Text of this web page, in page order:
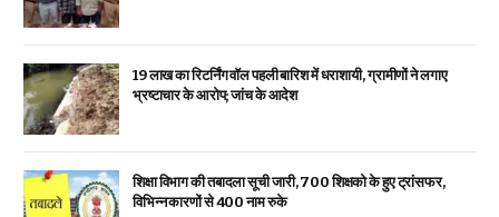
19 लाख का रिटर्निंग वॉल पहली बारिश में धराशायी, ग्रामीणों ने लगाए
भ्रष्टाचार के आरोप; जांच के आदेश
शिक्षा विभाग की तबादला सूची जारी, 700 शिक्षको के हुए ट्रांसफर,
विभिन्न कारणों से 400 नाम रुके